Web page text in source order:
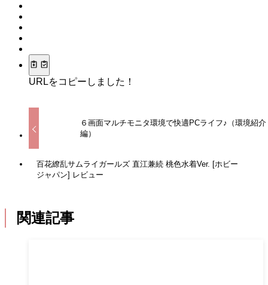
URLをコピーしました！
６画面マルチモニタ環境で快適PCライフ♪（環境紹介
編）
百花繚乱サムライガールズ 直江兼続 桃色水着Ver. [ホビー
ジャパン] レビュー
関連記事